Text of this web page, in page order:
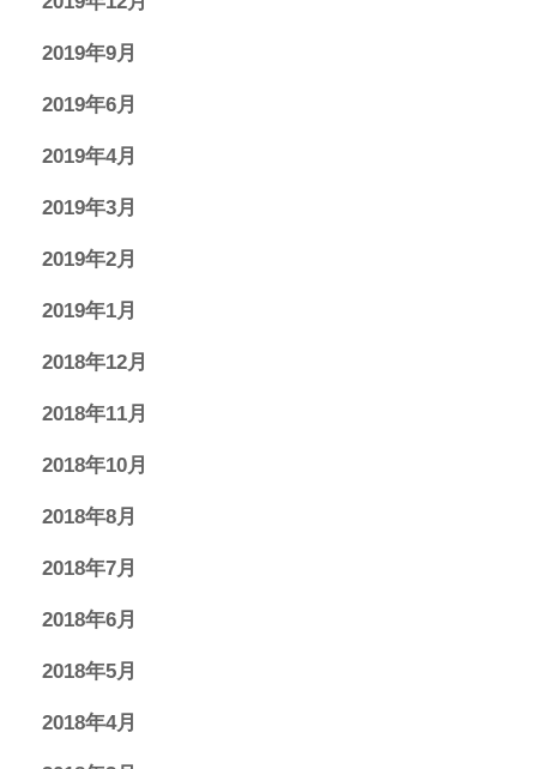
2019年9月
2019年6月
2019年4月
2019年3月
2019年2月
2019年1月
2018年12月
2018年11月
2018年10月
2018年8月
2018年7月
2018年6月
2018年5月
2018年4月